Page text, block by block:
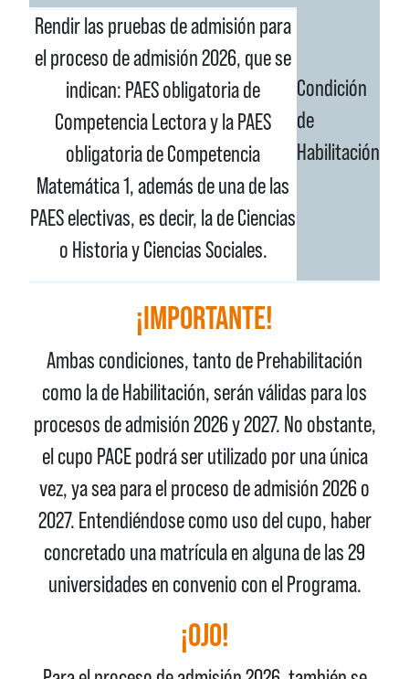
Condición
de
Habilitación
Rendir las pruebas de admisión para
el proceso de admisión 2026, que se
indican: PAES obligatoria de
Competencia Lectora y la PAES
obligatoria de Competencia
Matemática 1, además de una de las
PAES electivas, es decir, la de Ciencias
o Historia y Ciencias Sociales.
¡IMPORTANTE!
Ambas condiciones, tanto de Prehabilitación
como la de Habilitación, serán válidas para los
procesos de admisión 2026 y 2027. No obstante,
el cupo PACE podrá ser utilizado por una única
vez, ya sea para el proceso de admisión 2026 o
2027. Entendiéndose como uso del cupo, haber
concretado una matrícula en alguna de las 29
universidades en convenio con el Programa.
¡OJO!